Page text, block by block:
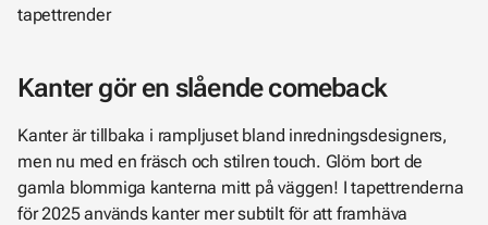
tapettrender
Kanter gör en slående comeback
Kanter är tillbaka i rampljuset bland inredningsdesigners,
men nu med en fräsch och stilren touch. Glöm bort de
gamla blommiga kanterna mitt på väggen! I tapettrenderna
för 2025 används kanter mer subtilt för att framhäva